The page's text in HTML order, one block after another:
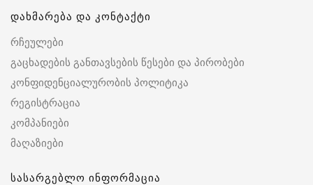
დახმარება და კონტაქტი
რჩეულები
გაცხადების განთავსების წესები და პირობები
კონფიდენციალურობის პოლიტიკა
რეგისტრაცია
კომპანიები
მაღაზიები
სასარგებლო ინფორმაცია